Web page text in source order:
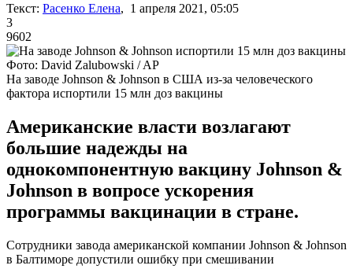
Текст: Расенко Елена, 1 апреля 2021, 05:05
3
9602
Фото: David Zalubowski / AP
На заводе Johnson & Johnson в США из-за человеческого
фактора испортили 15 млн доз вакцины
Американские власти возлагают
большие надежды на
однокомпонентную вакцину Johnson &
Johnson в вопросе ускорения
программы вакцинации в стране.
Сотрудники завода американской компании Johnson & Johnson
в Балтиморе допустили ошибку при смешивании